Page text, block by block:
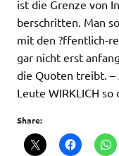
ist die Grenze von
berschritten. Man
mit den ?ffentlich-
gar nicht erst
die Quoten treibt. –
Leute WIRKLICH so
Share: